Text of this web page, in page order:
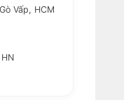
Vấp, HCM